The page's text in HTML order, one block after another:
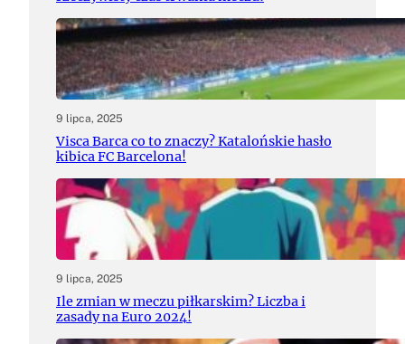
9 lipca, 2025
Visca Barca co to znaczy? Katalońskie hasło
kibica FC Barcelona!
9 lipca, 2025
Ile zmian w meczu piłkarskim? Liczba i
zasady na Euro 2024!